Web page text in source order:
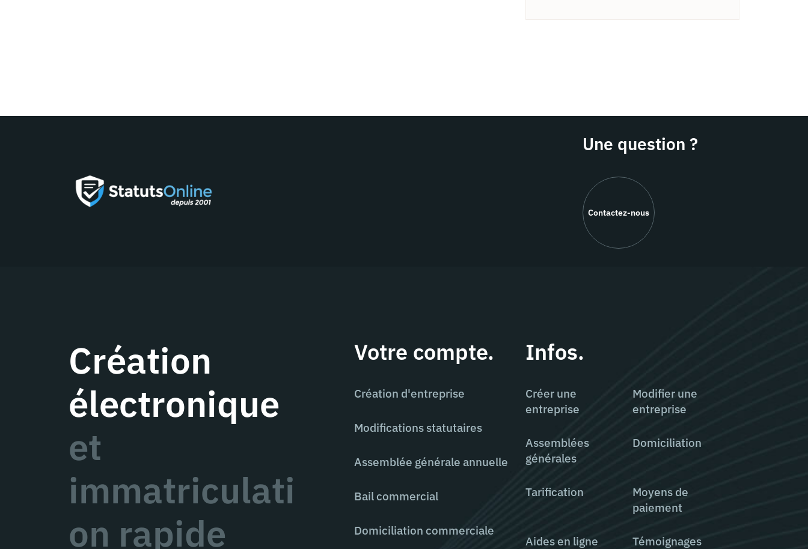
Une question ?
Contactez-nous
Création
électronique
et
immatriculati
on rapide
Votre compte.
Création d'entreprise
Modifications statutaires
Assemblée générale annuelle
Bail commercial
Domiciliation commerciale
Infos.
Créer une
entreprise
Modifier une
entreprise
Assemblées
générales
Domiciliation
Tarification
Moyens de
paiement
Aides en ligne Témoignages